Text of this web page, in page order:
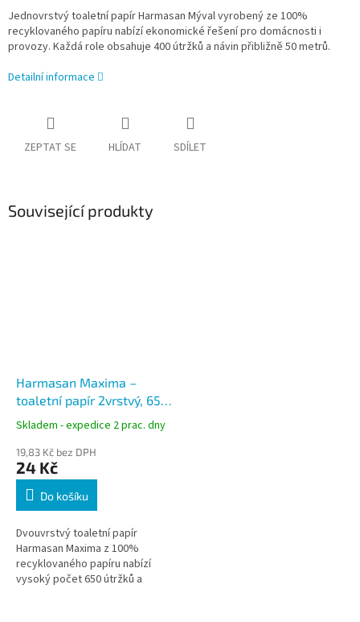
Jednovrstvý toaletní papír Harmasan Mýval vyrobený ze 100%
recyklovaného papíru nabízí ekonomické řešení pro domácnosti i
provozy. Každá role obsahuje 400 útržků a návin přibližně 50 metrů.
Detailní informace
ZEPTAT SE HLÍDAT SDÍLET
Související produkty
Harmasan Maxima –
toaletní papír 2vrstvý, 650
útržků, 69 m
Skladem - expedice 2 prac. dny
19,83 Kč bez DPH
24 Kč
Do košíku
Dvouvrstvý toaletní papír
Harmasan Maxima z 100%
recyklovaného papíru nabízí
vysoký počet 650 útržků a